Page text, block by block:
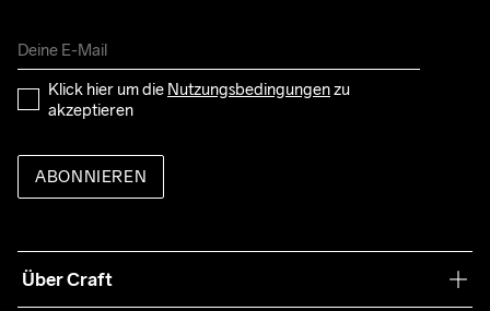
Klick hier um die Nutzungsbedingungen zu
akzeptieren
ABONNIEREN
Über Craft